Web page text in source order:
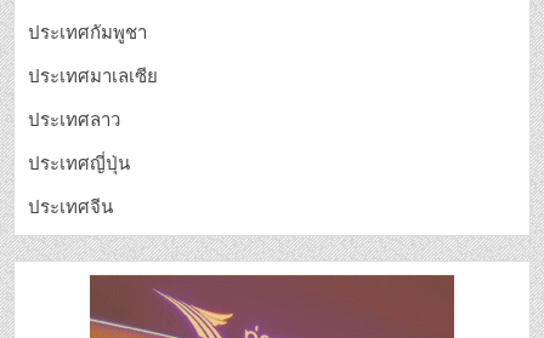
ประเทศกัมพูชา
ประเทศมาเลเซีย
ประเทศลาว
ประเทศญี่ปุ่น
ประเทศจีน